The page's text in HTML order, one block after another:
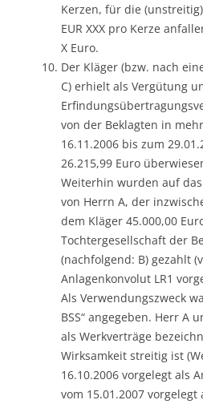
Kerzen, für die
EUR XXX pro Kerze
X Euro.
Der Kläger (bzw. nach
C) erhielt als Vergütung
von der Beklagten in
16.11.2006 bis zum
26.215,99 Euro
Weiterhin wurden auf
von Herrn A, der
dem Kläger 45.000,00
Tochtergesellschaft der
(nachfolgend: B) gezahlt
Anlagenkonvolut LR1
Als Verwendungszweck
BSS“ angegeben. Herr A
als Werkverträge
Wirksamkeit streitig ist
16.10.2006 vorgelegt als
vom 15.01.2007 vorgelegt